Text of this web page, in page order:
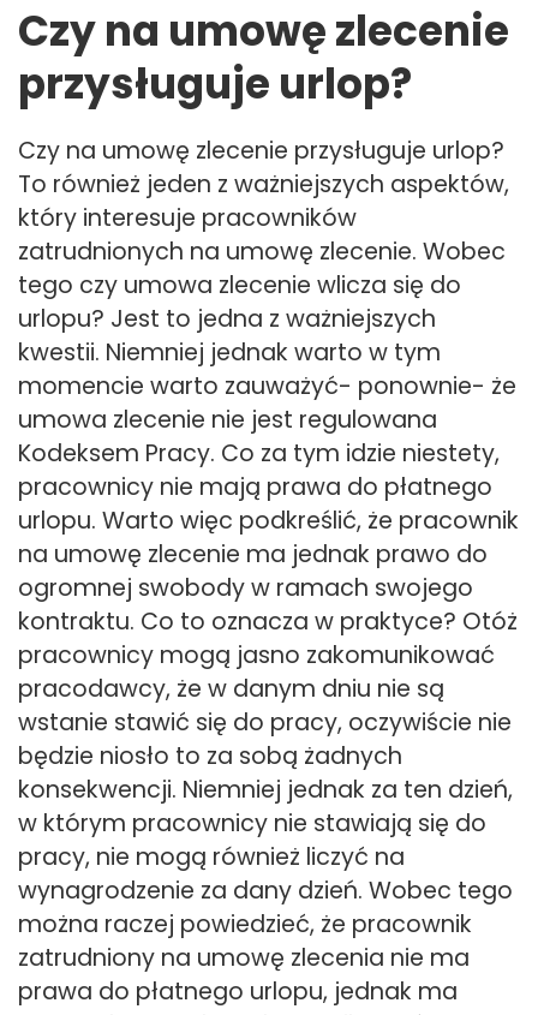
Czy na umowę zlecenie
przysługuje urlop?
Czy na umowę zlecenie przysługuje urlop?
To również jeden z ważniejszych aspektów,
który interesuje pracowników
zatrudnionych na umowę zlecenie. Wobec
tego czy umowa zlecenie wlicza się do
urlopu? Jest to jedna z ważniejszych
kwestii. Niemniej jednak warto w tym
momencie warto zauważyć- ponownie- że
umowa zlecenie nie jest regulowana
Kodeksem Pracy. Co za tym idzie niestety,
pracownicy nie mają prawa do płatnego
urlopu. Warto więc podkreślić, że pracownik
na umowę zlecenie ma jednak prawo do
ogromnej swobody w ramach swojego
kontraktu. Co to oznacza w praktyce? Otóż
pracownicy mogą jasno zakomunikować
pracodawcy, że w danym dniu nie są
wstanie stawić się do pracy, oczywiście nie
będzie niosło to za sobą żadnych
konsekwencji. Niemniej jednak za ten dzień,
w którym pracownicy nie stawiają się do
pracy, nie mogą również liczyć na
wynagrodzenie za dany dzień. Wobec tego
można raczej powiedzieć, że pracownik
zatrudniony na umowę zlecenia nie ma
prawa do płatnego urlopu, jednak ma